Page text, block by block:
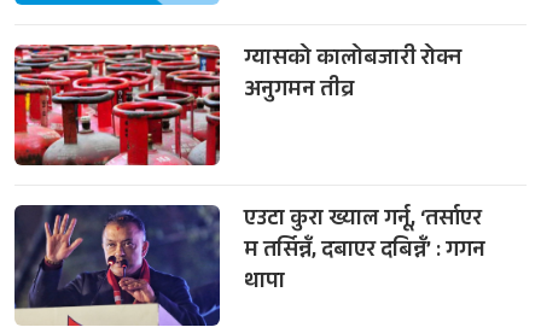
ग्यासको कालोबजारी रोक्न
अनुगमन तीव्र
एउटा कुरा ख्याल गर्नू, ‘तर्साएर
म तर्सिन्नँ, दबाएर दबिन्नँ’ : गगन
थापा